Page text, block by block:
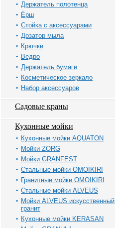
Держатель полотенца
Ёрш
Стойка с аксессуарами
Дозатор мыла
Крючки
Ведро
Держатель бумаги
Косметическое зеркало
Набор аксессуаров
Садовые краны
Кухонные мойки
Кухонные мойки AQUATON
Мойки ZORG
Мойки GRANFEST
Стальные мойки OMOIKIRI
Гранитные мойки OMOIKIRI
Стальные мойки ALVEUS
Мойки ALVEUS искусственный
гранит
Кухонные мойки KERASAN